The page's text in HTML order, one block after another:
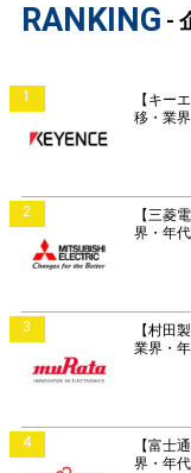
RANKING -
1
【キー
移・業
2
【三菱
界・年
3
【村田
業界・
4
【富士
界・年